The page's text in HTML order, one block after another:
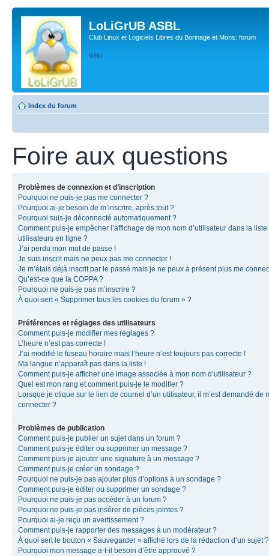
LoLiGrUB ASBL
Club Linux et Logiciels Libres du Borinage et Mons: forum
WIKI
Index du forum
Foire aux questions
Problèmes de connexion et d’inscription
Pourquoi ne puis-je pas me connecter ?
Pourquoi ai-je besoin de m’inscrire, après tout ?
Pourquoi suis-je déconnecté automatiquement ?
Comment puis-je empêcher l’affichage de mon nom d’utilisateur dans la liste
utilisateurs en ligne ?
J’ai perdu mon mot de passe !
Je suis inscrit mais ne peux pas me connecter !
Je m’étais déjà inscrit par le passé mais je ne peux à présent plus me
Qu’est-ce que la COPPA ?
Pourquoi ne puis-je pas m’inscrire ?
À quoi sert « Supprimer tous les cookies du forum » ?
Préférences et réglages des utilisateurs
Comment puis-je modifier mes réglages ?
L’heure n’est pas correcte !
J’ai modifié le fuseau horaire mais l’heure n’est toujours pas correcte !
Ma langue n’apparaît pas dans la liste !
Comment puis-je afficher une image associée à mon nom d’utilisateur ?
Quel est mon rang et comment puis-je le modifier ?
Lorsque je clique sur le lien de courriel d’un utilisateur, il m’est demandé de
connecter ?
Problèmes de publication
Comment puis-je publier un sujet dans un forum ?
Comment puis-je éditer ou supprimer un message ?
Comment puis-je ajouter une signature à un message ?
Comment puis-je créer un sondage ?
Pourquoi ne puis-je pas ajouter plus d’options à un sondage ?
Comment puis-je éditer ou supprimer un sondage ?
Pourquoi ne puis-je pas accéder à un forum ?
Pourquoi ne puis-je pas insérer de pièces jointes ?
Pourquoi ai-je reçu un avertissement ?
Comment puis-je rapporter des messages à un modérateur ?
À quoi sert le bouton « Sauvegarder » affiché lors de la rédaction d’un sujet ?
Pourquoi mon message a-t-il besoin d’être approuvé ?